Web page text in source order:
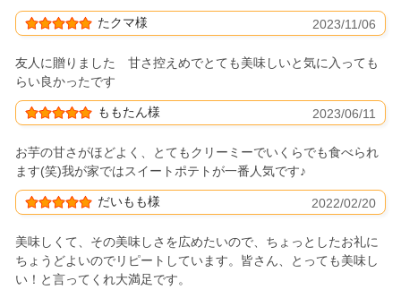
たクマ様 2023/11/06
友人に贈りました 甘さ控えめでとても美味しいと気に入っても
らい良かったです
ももたん様 2023/06/11
お芋の甘さがほどよく、とてもクリーミーでいくらでも食べられ
ます(笑)我が家ではスイートポテトが一番人気です♪
だいもも様 2022/02/20
美味しくて、その美味しさを広めたいので、ちょっとしたお礼に
ちょうどよいのでリピートしています。皆さん、とっても美味し
い！と言ってくれ大満足です。